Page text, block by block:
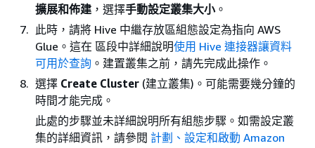
擴展和佈建，選擇手動設定叢集大小。
此時，請將 Hive 中繼存放區組態設定為指向 AWS
Glue。這在 區段中詳細說明使用 Hive 連接器讓資料
可用於查詢 。建置叢集之前，請先完成此操作。
選擇 Create Cluster (建立叢集)。可能需要幾分鐘的
時間才能完成。
此處的步驟並未詳細說明所有組態步驟。如需設定叢
集的詳細資訊，請參閱 計劃、設定和啟動 Amazon